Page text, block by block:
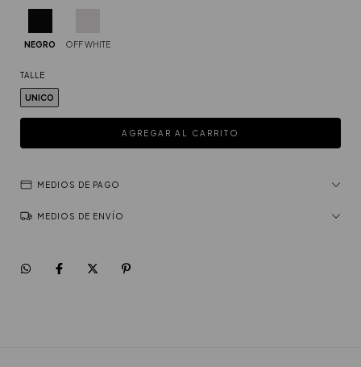
NEGRO OFF WHITE
TALLE
UNICO
MEDIOS DE PAGO
MEDIOS DE ENVÍO